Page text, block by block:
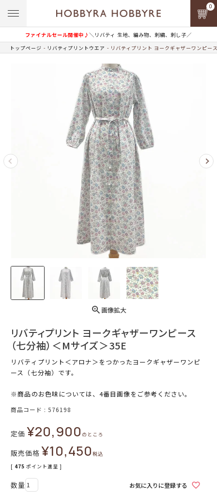
ファイナルセール開催中♪＼リバティ 生地、編み物、刺繍、刺し子／
0
トップページ リバティプリントウエア リバティプリント ヨークギャザーワンピー
画像拡大
リバティプリント ヨークギャザーワンピース
（七分袖）＜Mサイズ＞35E
リバティプリント＜アロナ＞をつかったヨークギャザーワンピ
ース（七分袖）です。
※商品のお色味については、4番目画像をご参考ください。
商品コード 576198
定価 ¥20,900 のところ
販売価格 ¥10,450税込
[ 475 ポイント進呈 ]
お気に入りに登録する